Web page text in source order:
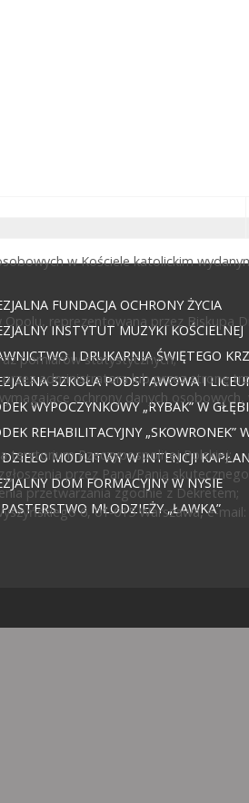
FUNDACJA OCHRONY ŻYCIA
INSTYTUT MUZYKI KOŚCIELNEJ
I DRUKARNIA ŚWIĘTEGO
SZKOŁA PODSTAWOWA I
WYPOCZYNKOWY „RYBAK” W
REHABILITACYJNY „SKOWRONEK”
DZIEŁO MODLITWY W INTENCJI
DOM FORMACYJNY W NYSIE
MŁODZIEŻY „ŁAWKA”
w Kościele katolickim
reprezentowana przez Biskupa
pomiarów statystycznych;
administratora lub przez stronę
ochrony danych
terytorium Rzeczypospolitej Polskiej;
przez Pana/Panią
przetwarzania zgodnie z Dekretem;
6, 01-015 Warszawa, e-mail: